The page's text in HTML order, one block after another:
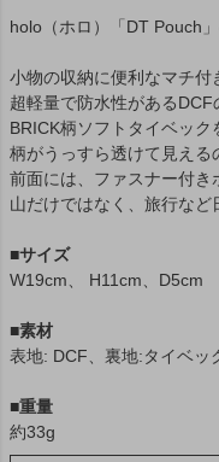
holo（ホロ）「DT Pouch
小物の収納に便利なマチ付
超軽量で防水性がある
BRICK柄ソフトタイベック
柄がうっすら透けて見える
前面には、ファスナー付き
山だけではなく、旅行など
■サイズ
W19cm、 H11cm、D5cm
■素材
表地: DCF、裏地:タイベッ
■重量
約33g